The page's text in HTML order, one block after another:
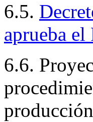
6.5.
aprueba el
6.6.